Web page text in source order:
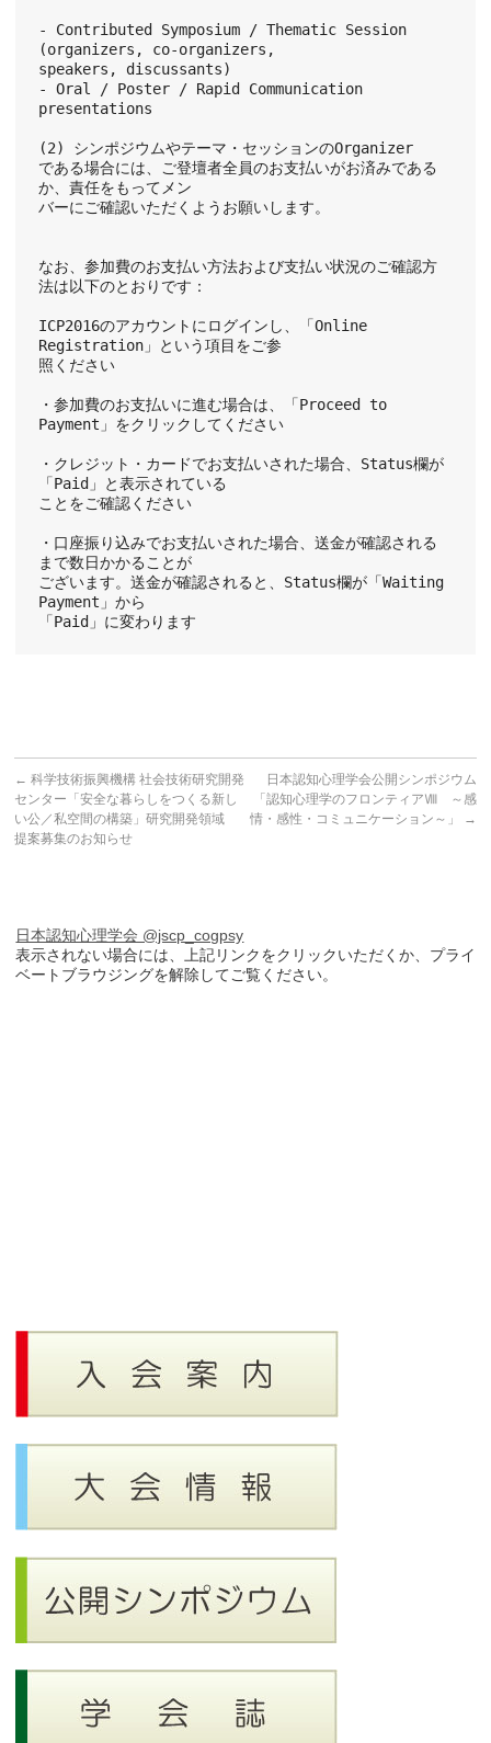
- Contributed Symposium / Thematic Session
(organizers, co-organizers,
speakers, discussants)
- Oral / Poster / Rapid Communication
presentations
(2) シンポジウムやテーマ・セッションのOrganizer
である場合には、ご登壇者全員のお支払いがお済みである
か、責任をもってメン
バーにご確認いただくようお願いします。
なお、参加費のお支払い方法および支払い状況のご確認方
法は以下のとおりです：
ICP2016のアカウントにログインし、「Online
Registration」という項目をご参
照ください
・参加費のお支払いに進む場合は、「Proceed to
Payment」をクリックしてください
・クレジット・カードでお支払いされた場合、Status欄が
「Paid」と表示されている
ことをご確認ください
・口座振り込みでお支払いされた場合、送金が確認される
まで数日かかることが
ございます。送金が確認されると、Status欄が「Waiting
Payment」から
「Paid」に変わります
← 科学技術振興機構 社会技術研究開発
センター「安全な暮らしをつくる新し
い公／私空間の構築」研究開発領域
提案募集のお知らせ
日本認知心理学会公開シンポジウム
「認知心理学のフロンティアⅧ ～感
情・感性・コミュニケーション～」
→
日本認知心理学会 @jscp_cogpsy
表示されない場合には、上記リンクをクリックいただくか、プライ
ベートブラウジングを解除してご覧ください。